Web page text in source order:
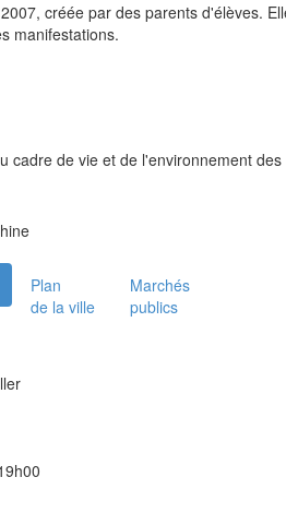
créée par des parents d'élèves.
manifestations.
cadre de vie et de l'environnement des
Plan
de la ville
Marchés
publics